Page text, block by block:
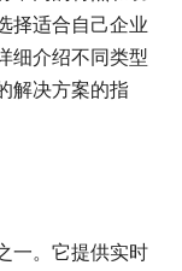
择适合自己企业
细介绍不同类型
解决方案的指
一。它提供实时